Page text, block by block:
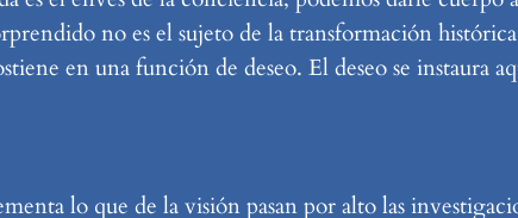
no es el sujeto de la transformación
en una función de deseo. El deseo se instaura
lo que de la visión pasan por alto las